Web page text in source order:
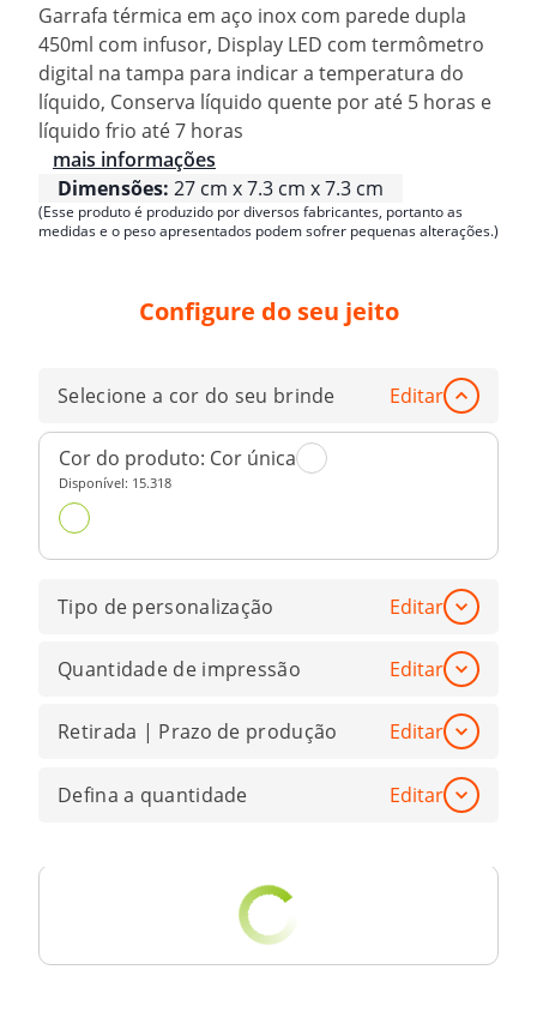
Garrafa térmica em aço inox com parede dupla
450ml com infusor, Display LED com termômetro
digital na tampa para indicar a temperatura do
líquido, Conserva líquido quente por até 5 horas e
líquido frio até 7 horas
mais informações
Dimensões: 27 cm x 7.3 cm x 7.3 cm
(Esse produto é produzido por diversos fabricantes, portanto as
medidas e o peso apresentados podem sofrer pequenas alterações.)
Configure do seu jeito
Selecione a cor do seu brinde Editar
Cor do produto: Cor única
Disponível: 15.318
Tipo de personalização Editar
Quantidade de impressão Editar
Retirada | Prazo de produção Editar
Defina a quantidade Editar